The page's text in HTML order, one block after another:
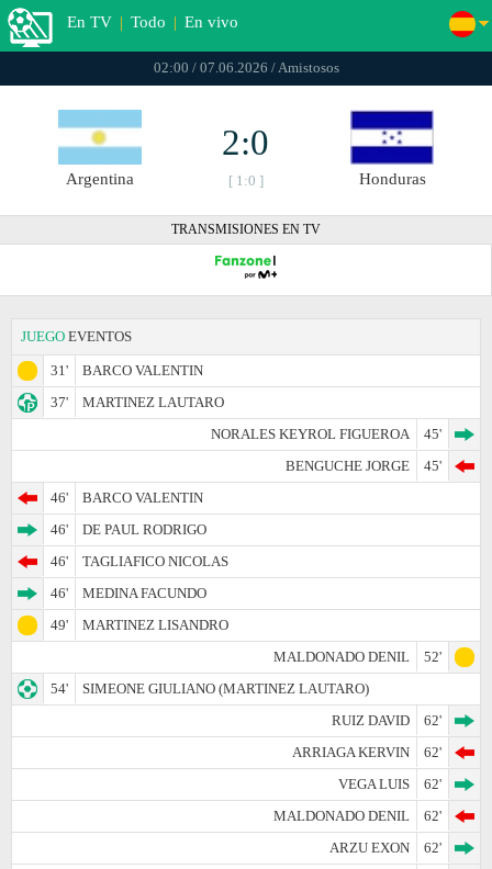
En TV | Todo | En vivo
02:00 / 07.06.2026 / Amistosos
Argentina
2:0
[ 1:0 ] Honduras
TRANSMISIONES EN TV
JUEGO EVENTOS
31'
BARCO VALENTIN
37'
MARTINEZ LAUTARO
NORALES KEYROL FIGUEROA
45'
BENGUCHE JORGE
45'
46'
BARCO VALENTIN
46'
DE PAUL RODRIGO
46'
TAGLIAFICO NICOLAS
46'
MEDINA FACUNDO
49'
MARTINEZ LISANDRO
MALDONADO DENIL
52'
54'
SIMEONE GIULIANO (MARTINEZ LAUTARO)
RUIZ DAVID
62'
ARRIAGA KERVIN
62'
VEGA LUIS
62'
MALDONADO DENIL
62'
ARZU EXON
62'